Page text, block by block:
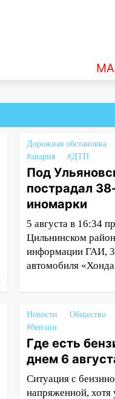
Дорожная обстановка
#авария
#ДТП
Под
пострадал
иномарки
5 августа в 16:34
Цильнинском
информации ГАИ,
автомобиля
Новости Общество
#бензин
Где есть
днем 6
Ситуация с
напряженной, хотя